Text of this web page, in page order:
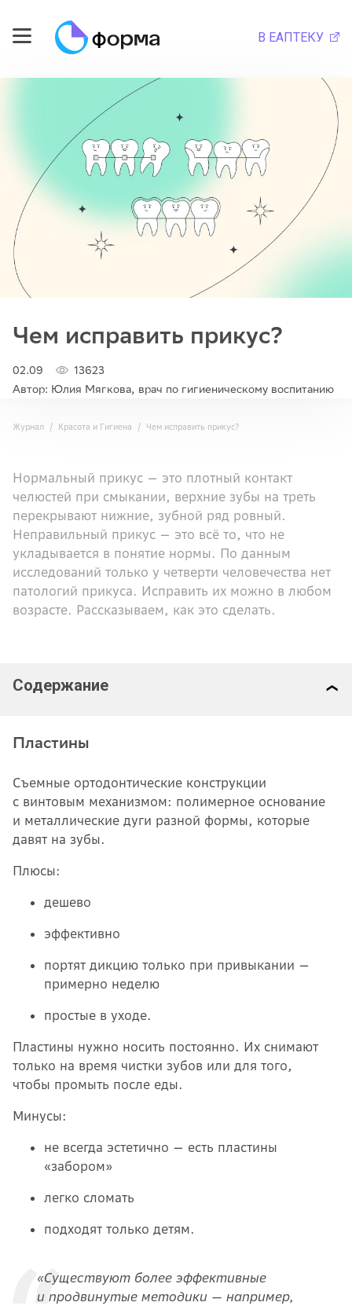
В ЕАПТЕКУ
Чем исправить прикус?
02.09
13623
Автор: Юлия Мягкова, врач по гигиеническому воспитанию
Журнал Красота и Гигиена Чем исправить прикус?
Нормальный прикус — это плотный контакт
челюстей при смыкании, верхние зубы на треть
перекрывают нижние, зубной ряд ровный.
Неправильный прикус — это всё то, что не
укладывается в понятие нормы. По данным
исследований только у четверти человечества нет
патологий прикуса. Исправить их можно в любом
возрасте. Рассказываем, как это сделать.
Содержание
Пластины
Съемные ортодонтические конструкции
с винтовым механизмом: полимерное основание
и металлические дуги разной формы, которые
давят на зубы.
Плюсы:
дешево
эффективно
портят дикцию только при привыкании —
примерно неделю
простые в уходе.
Пластины нужно носить постоянно. Их снимают
только на время чистки зубов или для того,
чтобы промыть после еды.
Минусы:
не всегда эстетично — есть пластины
«забором»
легко сломать
подходят только детям.
«Существуют более эффективные
и продвинутые методики — например,